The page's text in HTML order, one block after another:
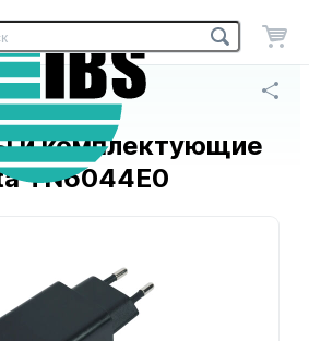
магазин
и комплектующие
TN6044E0